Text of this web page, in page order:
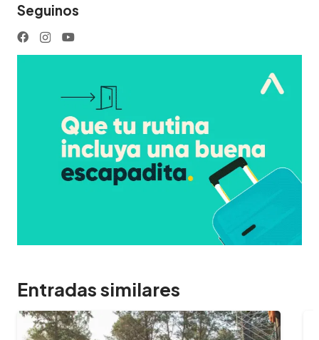
Seguinos
Entradas similares